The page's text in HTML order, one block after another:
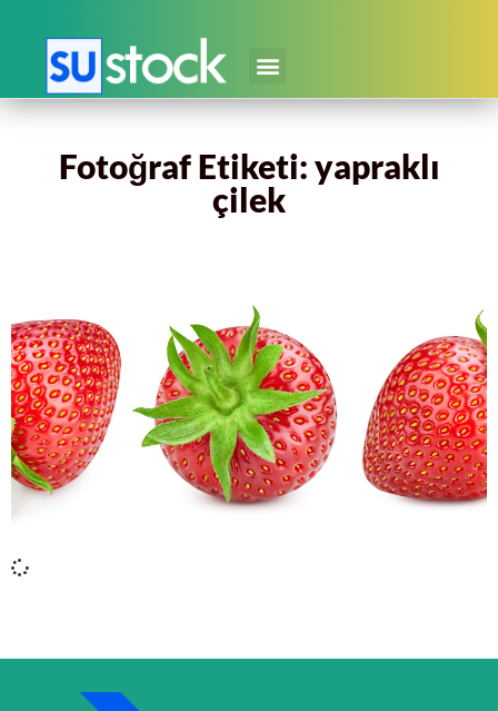
Fotoğraf Etiketi: yapraklı
çilek